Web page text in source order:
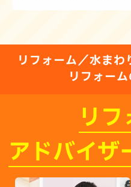
リフォーム／水ま
リフォー
リ
アドバイザ